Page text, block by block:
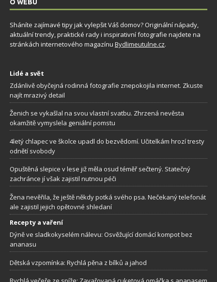
O WEBU
Sháníte zajímavé tipy jak vylepšit Váš domov? Originální nápady,
aktuální trendy, praktické rady i inspirativní fotografie najdete na
stránkách internetového magazínu Bydlimeutulne.cz.
Lidé a svět
Zdánlivě obyčejná rodinná fotografie znepokojila internet. Zkuste
najít mrazivý detail
Ženich se vykašlal na svou vlastní svatbu. Zhrzená nevěsta
okamžitě vymyslela geniální pomstu
4letý chlapec ve školce upadl do bezvědomí. Učitelkám hrozí tresty
odnětí svobody
Opuštěná slepice v lese již měla osud téměř sečtený. Statečný
zachránce jí však zajistil nutnou péči
Žena nevěřila, že ještě někdy potká svého psa. Nečekaný telefonát
ale zajistil jejich opětovné shledaní
Recepty a vaření
Dýně ve sladkokyselém nálevu: Osvěžující domácí kompot bez
ananasu
Dětská vzpomínka: Rychlá pěna z bílků a jahod